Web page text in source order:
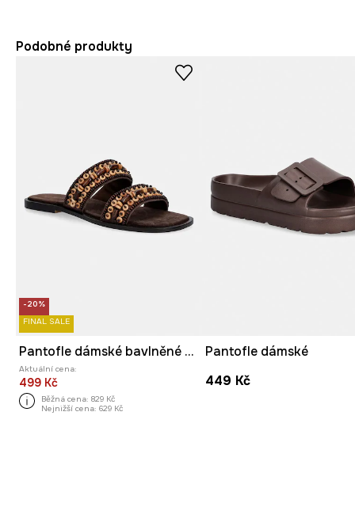
Podobné produkty
-20%
FINAL SALE
Pantofle dámské bavlněné s korálky
Aktuální cena:
499 Kč
Běžná cena: 829 Kč
Nejnižší cena: 629 Kč
Pantofle dámské
449 Kč